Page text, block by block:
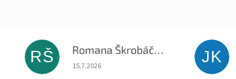
hvězdiček.RŠ Romana Škrobáčková
Hodnocení obchodu je 5 z 5 hvězdiček.
15.7.2026
JK